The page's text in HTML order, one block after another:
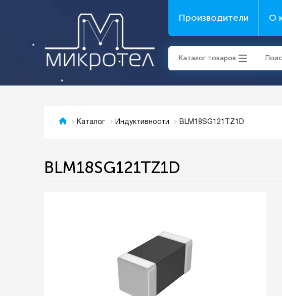
Производители О
Каталог товаров
Каталог Индуктивности BLM18SG121TZ1D
BLM18SG121TZ1D